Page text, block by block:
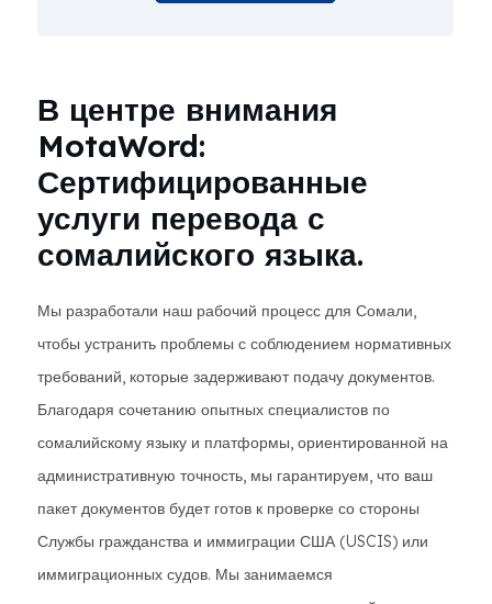
В центре внимания
MotaWord:
Сертифицированные
услуги перевода с
сомалийского языка.
Мы разработали наш рабочий процесс для Сомали,
чтобы устранить проблемы с соблюдением нормативных
требований, которые задерживают подачу документов.
Благодаря сочетанию опытных специалистов по
сомалийскому языку и платформы, ориентированной на
административную точность, мы гарантируем, что ваш
пакет документов будет готов к проверке со стороны
Службы гражданства и иммиграции США (USCIS) или
иммиграционных судов. Мы занимаемся